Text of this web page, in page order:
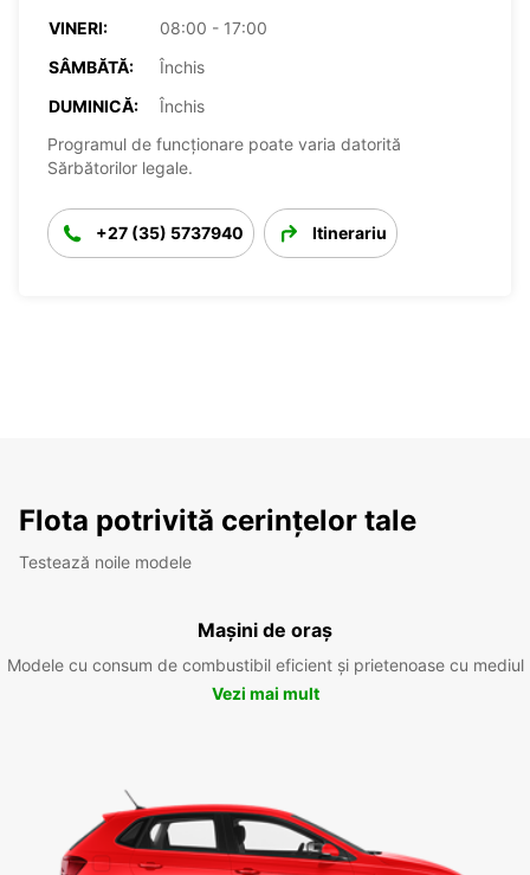
VINERI:
08:00 - 17:00
SÂMBĂTĂ:
Închis
DUMINICĂ:
Închis
Programul de funcționare poate varia datorită
Sărbătorilor legale.
+27 (35) 5737940 Itinerariu
Flota potrivită cerințelor tale
Testează noile modele
Mașini de oraș
Modele cu consum de combustibil eficient și prietenoase cu mediul
Vezi mai mult